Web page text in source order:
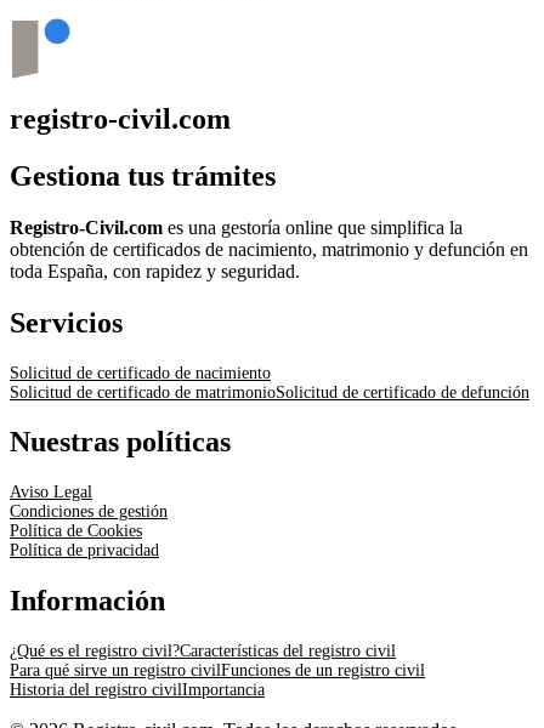
registro-civil.com
Gestiona tus trámites
Registro-Civil.com es una gestoría online que simplifica la
obtención de certificados de nacimiento, matrimonio y defunción en
toda España, con rapidez y seguridad.
Servicios
Solicitud de certificado de nacimiento
Solicitud de certificado de matrimonioSolicitud de certificado de defunción
Nuestras políticas
Aviso Legal
Condiciones de gestión
Política de Cookies
Política de privacidad
Información
¿Qué es el registro civil?Características del registro civil
Para qué sirve un registro civilFunciones de un registro civil
Historia del registro civilImportancia